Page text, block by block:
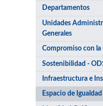
Departamentos
Unidades
Generales
Compromiso con la
Sostenibilidad -
Infraestructura e
Espacio de Igualdad